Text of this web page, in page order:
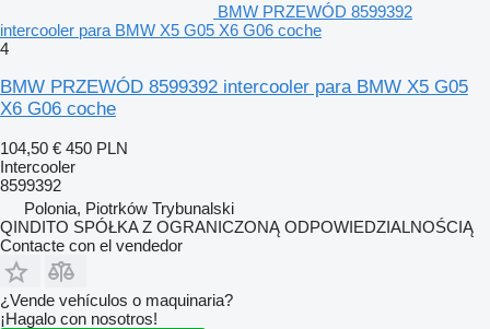
BMW PRZEWÓD 8599392
intercooler para BMW X5 G05 X6 G06 coche
4
BMW PRZEWÓD 8599392 intercooler para BMW X5 G05
X6 G06 coche
104,50 € 450 PLN
Intercooler
8599392
Polonia, Piotrków Trybunalski
QINDITO SPÓŁKA Z OGRANICZONĄ ODPOWIEDZIALNOŚCIĄ
Contacte con el vendedor
¿Vende vehículos o maquinaria?
¡Hagalo con nosotros!